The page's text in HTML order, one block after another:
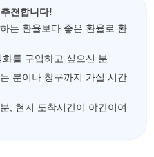
천합니다!
는 환율보다 좋은 환율로 환
화를 구입하고 싶으신 분
분이나 창구까지 가실 시간
, 현지 도착시간이 야간이여